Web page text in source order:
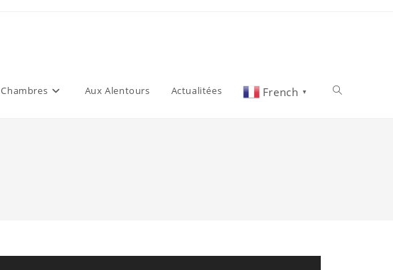
Chambres Aux Alentours Actualitées French ▼